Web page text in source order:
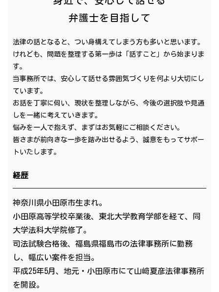
弁護士を目指して
法律の話となると、つい身構えてしまう方も多いと思います。
けれども、問題を整理する第一歩は「話すこと」から始まりま
す。
当事務所では、安心して話せる雰囲気づくりを何より大切にし
ています。
お話を丁寧に伺い、現状を整理しながら、今後の選択肢や見通
しを一緒に考えていきます。
悩みを一人で抱えず、まずはお気軽にご相談ください。
皆さまが前向きな一歩を踏み出せるよう、誠意をもってサポー
トいたします。
経歴
神奈川県小田原市生まれ。
小田原高等学校卒業後、東北大学教育学部を経て、同
大学法科大学院修了。
司法試験合格後、福島県福島市の法律事務所に勤務
し、幅広い案件を担当。
平成25年5月、地元・小田原市にて山﨑夏彦法律事務所
を開設。